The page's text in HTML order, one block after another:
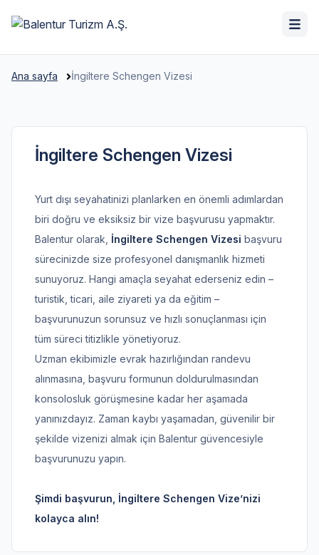
Ana sayfa İngiltere Schengen Vizesi
İngiltere Schengen Vizesi
Yurt dışı seyahatinizi planlarken en önemli adımlardan
biri doğru ve eksiksiz bir vize başvurusu yapmaktır.
Balentur olarak, İngiltere Schengen Vizesi başvuru
sürecinizde size profesyonel danışmanlık hizmeti
sunuyoruz. Hangi amaçla seyahat ederseniz edin –
turistik, ticari, aile ziyareti ya da eğitim –
başvurunuzun sorunsuz ve hızlı sonuçlanması için
tüm süreci titizlikle yönetiyoruz.
Uzman ekibimizle evrak hazırlığından randevu
alınmasına, başvuru formunun doldurulmasından
konsolosluk görüşmesine kadar her aşamada
yanınızdayız. Zaman kaybı yaşamadan, güvenilir bir
şekilde vizenizi almak için Balentur güvencesiyle
başvurunuzu yapın.
Şimdi başvurun, İngiltere Schengen Vize’nizi
kolayca alın!